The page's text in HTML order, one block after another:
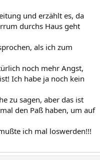
und erzählt es, da
durchs Haus geht
als ich zum
noch mehr Angst,
Ich habe ja noch kein
zu sagen, aber das ist
den Paß haben, um auf
ich mal loswerden!!!